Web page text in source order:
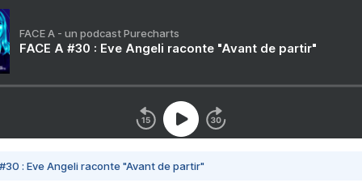
FACE A - un podcast Purecharts
FACE A #30 : Eve Angeli raconte "Avant de partir"
#30 : Eve Angeli raconte "Avant de partir"